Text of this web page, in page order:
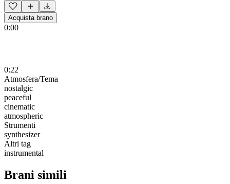
Acquista brano
0:00
0:22
Atmosfera/Tema
nostalgic
peaceful
cinematic
atmospheric
Strumenti
synthesizer
Altri tag
instrumental
Brani simili